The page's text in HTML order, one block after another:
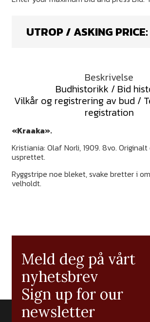
UTROP / ASKING PRICE:
Beskrivelse
Budhistorikk / Bid
Vilkår og registrering av bud /
registration
«Kraaka».
Kristiania: Olaf Norli, 1909. 8vo. Originalt
usprettet.
Ryggstripe noe bleket, svake bretter i
velholdt.
Meld deg på vårt
nyhetsbrev
Sign up for our
newsletter